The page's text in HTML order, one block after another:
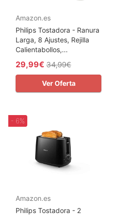
Amazon.es
Philips Tostadora - Ranura
Larga, 8 Ajustes, Rejilla
Calientabollos,...
29,99€ 34,99€
Ver Oferta
- 6%
Amazon.es
Philips Tostadora - 2